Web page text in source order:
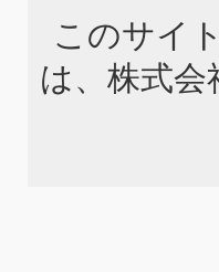
このサイ
は、株式